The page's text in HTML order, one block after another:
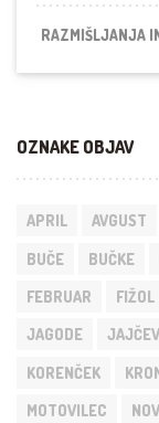
RAZMIŠLJANJA
OZNAKE OBJAV
APRIL AVGUST
BUČE BUČKE
FEBRUAR
JAGODE
KORENČEK
MOTOVILEC